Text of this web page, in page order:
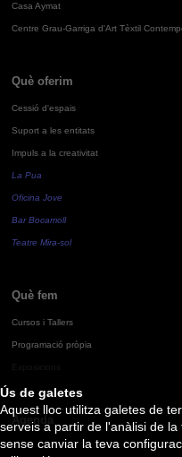
Ús de galetes
Aquest lloc utilitza galetes de
serveis a partir de l'anàlisi de
sense canviar la teva
Casa Aymat
Centre Grau-Garriga d'Art Tèxtil
Què oferim
Cessió d'espais
Suport a les entitats
Impuls a la creativitat
La Pua
Oficina Jove
Bar Bocamoll
Teatre Mira-sol
Què fem
Cursos i Tallers
Programació pròpia
Agenda